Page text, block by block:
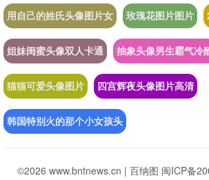
用自己的姓氏头像图片女 玫瑰花图片图片
姐妹闺蜜头像双人卡通 抽象头像男生霸气冷
猫猫可爱头像图片 四宫辉夜头像图片高清
韩国特别火的那个小女孩头
©2026 www.bntnews.cn | 百纳图 闽ICP备